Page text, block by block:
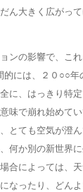
ん大きく広がっ
ンの影響で、こ
には、２０○○年
に、はっきり特
味で崩れ始めて
とても空気が澄
何か別の新世界
合によっては、
なったり、どん